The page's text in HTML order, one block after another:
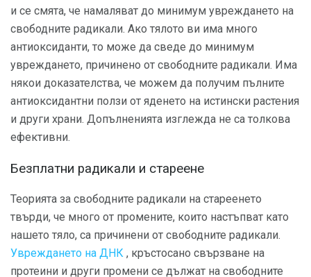
и се смята, че намаляват до минимум увреждането на
свободните радикали. Ако тялото ви има много
антиоксиданти, то може да сведе до минимум
увреждането, причинено от свободните радикали. Има
някои доказателства, че можем да получим пълните
антиоксидантни ползи от яденето на истински растения
и други храни. Допълненията изглежда не са толкова
ефективни.
Безплатни радикали и стареене
Теорията за свободните радикали на стареенето
твърди, че много от промените, които настъпват като
нашето тяло, са причинени от свободните радикали.
Увреждането на ДНК , кръстосано свързване на
протеини и други промени се дължат на свободните